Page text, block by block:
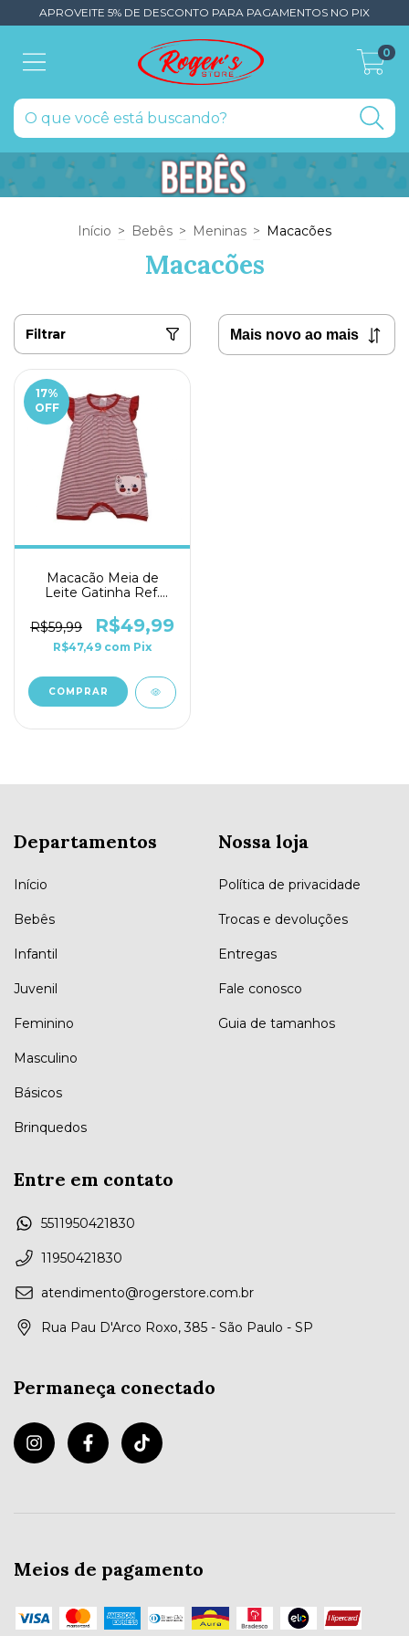
APROVEITE 5% DE DESCONTO PARA PAGAMENTOS NO PIX
0
Início > Bebês > Meninas > Macacões
Macacões
Filtrar
17%
OFF
Macacão Meia de
Leite Gatinha Ref.
R$59,99
R$49,99
R$47,49 com Pix
COMPRAR
Departamentos
Início
Bebês
Infantil
Juvenil
Feminino
Masculino
Básicos
Brinquedos
Nossa loja
Política de privacidade
Trocas e devoluções
Entregas
Fale conosco
Guia de tamanhos
Entre em contato
5511950421830
11950421830
atendimento@rogerstore.com.br
Rua Pau D'Arco Roxo, 385 - São Paulo - SP
Permaneça conectado
Meios de pagamento